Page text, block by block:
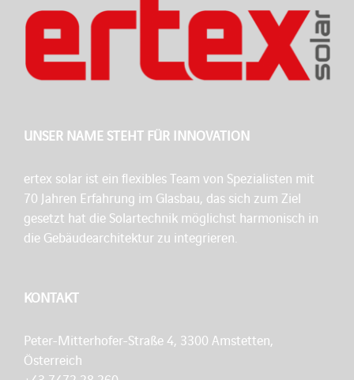
UNSER NAME STEHT FÜR INNOVATION
ertex solar ist ein flexibles Team von Spezialisten mit
70 Jahren Erfahrung im Glasbau, das sich zum Ziel
gesetzt hat die Solartechnik möglichst harmonisch in
die Gebäudearchitektur zu integrieren.
KONTAKT
Peter-Mitterhofer-Straße 4, 3300 Amstetten,
Österreich